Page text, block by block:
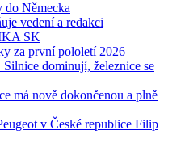
do Německa
vedení a redakci
SK
za první pololetí 2026
dominují, železnice se
má nově dokončenou a plně
v České republice Filip